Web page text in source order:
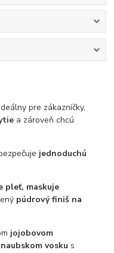
pre zákazníčky,
a zároveň chcú
jednoduchú
pleť, maskuje
púdrový finiš na
jojobovom
vosku s